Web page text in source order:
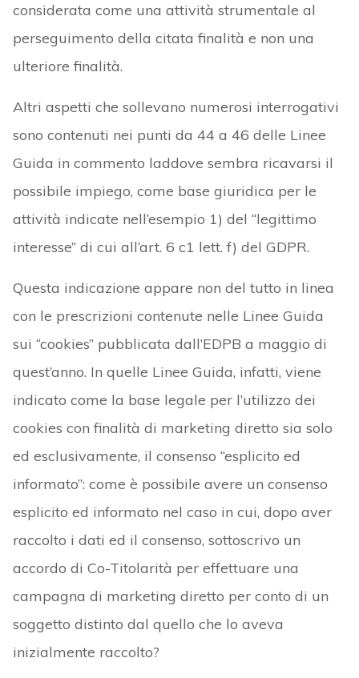
considerata come una attività strumentale al
perseguimento della citata finalità e non una
ulteriore finalità.
Altri aspetti che sollevano numerosi interrogativi
sono contenuti nei punti da 44 a 46 delle Linee
Guida in commento laddove sembra ricavarsi il
possibile impiego, come base giuridica per le
attività indicate nell’esempio 1) del “legittimo
interesse” di cui all’art. 6 c1 lett. f) del GDPR.
Questa indicazione appare non del tutto in linea
con le prescrizioni contenute nelle Linee Guida
sui “cookies” pubblicata dall’EDPB a maggio di
quest’anno. In quelle Linee Guida, infatti, viene
indicato come la base legale per l’utilizzo dei
cookies con finalità di marketing diretto sia solo
ed esclusivamente, il consenso “esplicito ed
informato”: come è possibile avere un consenso
esplicito ed informato nel caso in cui, dopo aver
raccolto i dati ed il consenso, sottoscrivo un
accordo di Co-Titolarità per effettuare una
campagna di marketing diretto per conto di un
soggetto distinto dal quello che lo aveva
inizialmente raccolto?